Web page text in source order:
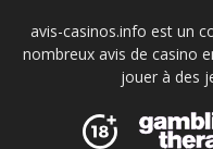
avis-casinos.info est un
nombreux avis de casino
jouer à des